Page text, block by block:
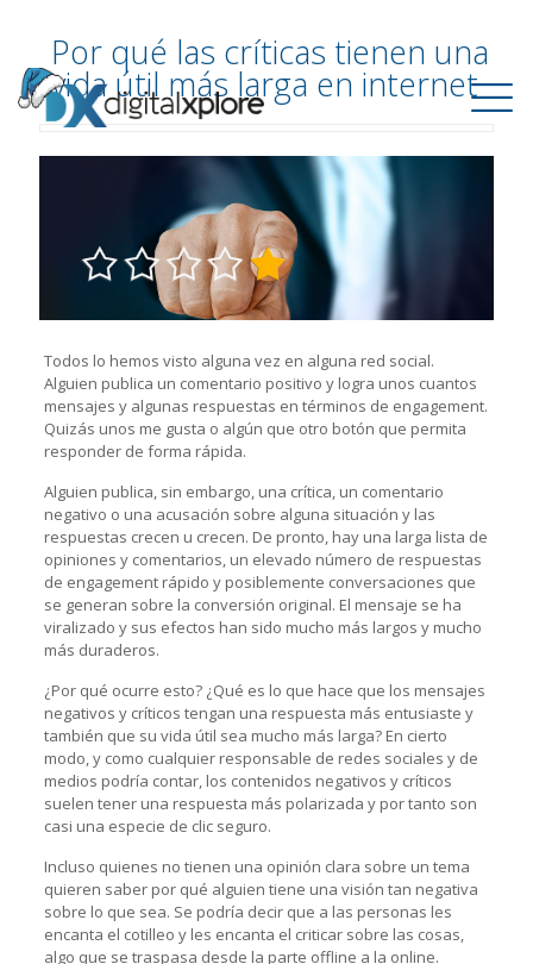
Por qué las críticas tienen una
vida útil más larga en internet
Todos lo hemos visto alguna vez en alguna red social.
Alguien publica un comentario positivo y logra unos cuantos
mensajes y algunas respuestas en términos de engagement.
Quizás unos me gusta o algún que otro botón que permita
responder de forma rápida.
Alguien publica, sin embargo, una crítica, un comentario
negativo o una acusación sobre alguna situación y las
respuestas crecen u crecen. De pronto, hay una larga lista de
opiniones y comentarios, un elevado número de respuestas
de engagement rápido y posiblemente conversaciones que
se generan sobre la conversión original. El mensaje se ha
viralizado y sus efectos han sido mucho más largos y mucho
más duraderos.
¿Por qué ocurre esto? ¿Qué es lo que hace que los mensajes
negativos y críticos tengan una respuesta más entusiaste y
también que su vida útil sea mucho más larga? En cierto
modo, y como cualquier responsable de redes sociales y de
medios podría contar, los contenidos negativos y críticos
suelen tener una respuesta más polarizada y por tanto son
casi una especie de clic seguro.
Incluso quienes no tienen una opinión clara sobre un tema
quieren saber por qué alguien tiene una visión tan negativa
sobre lo que sea. Se podría decir que a las personas les
encanta el cotilleo y les encanta el criticar sobre las cosas,
algo que se traspasa desde la parte offline a la online.